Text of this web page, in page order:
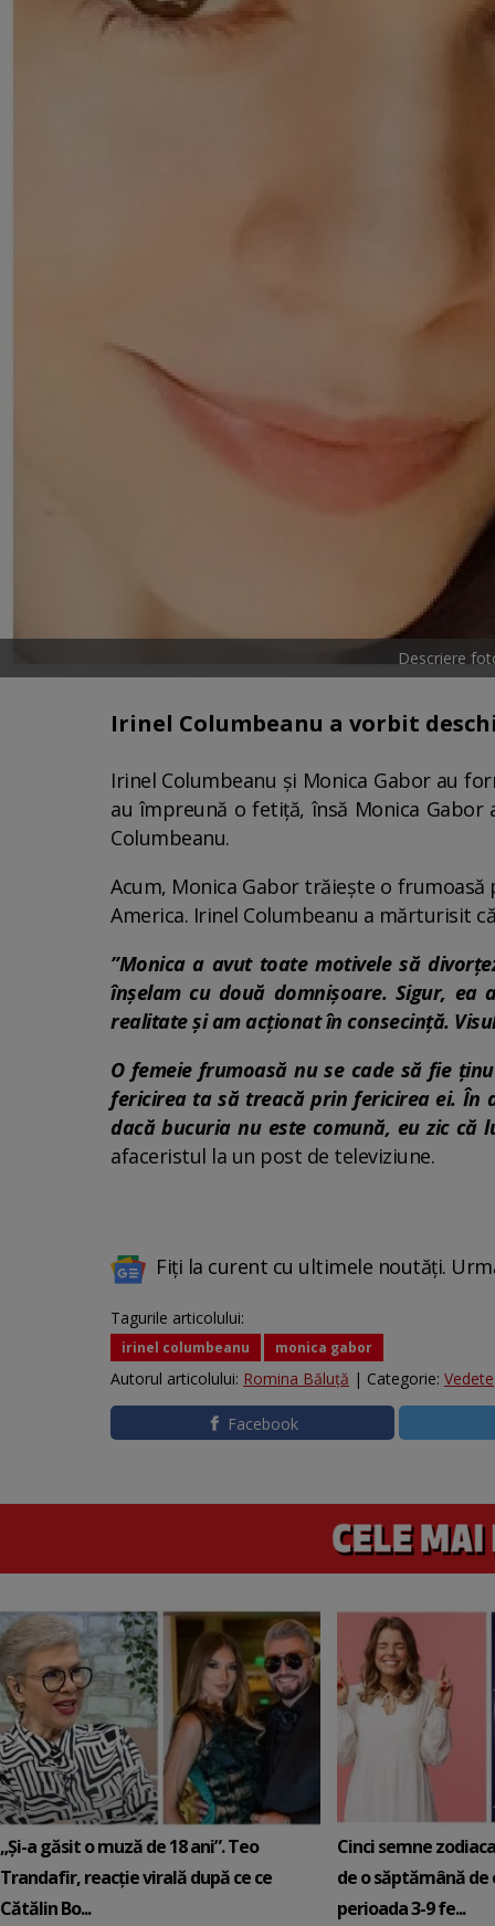
Descriere
Irinel Columbeanu a vorbit
Irinel Columbeanu și Monica Gabor au
au împreună o fetiță, însă Monica
Columbeanu.
Acum, Monica Gabor trăiește o
America. Irinel Columbeanu a mărturisit
”Monica a avut toate motivele să
înșelam cu două domnișoare. Sigur,
realitate și am acționat în consecință.
O femeie frumoasă nu se cade să fie
fericirea ta să treacă prin fericirea ei. În
dacă bucuria nu este comună, eu zic că
afaceristul la un post de televiziune.
Fiți la curent cu ultimele noutăți.
Tagurile articolului:
irinel columbeanu monica gabor
Autorul articolului: Romina Băluță | Categorie: Vedete
Facebook
„Și-a găsit o muză de 18 ani”. Teo
Trandafir, reacție virală după ce ce
Cătălin Bo...
Cinci semne
de o săptămână de
perioada 3-9 fe...